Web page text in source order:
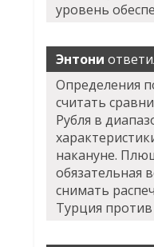
уровень
Энтони
Определения
считать
Рубля в
накануне.
обязательная
снимать
Турция против